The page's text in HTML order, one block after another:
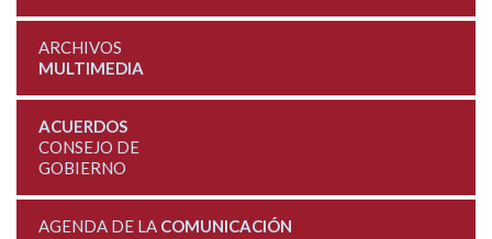
ARCHIVOS
MULTIMEDIA
ACUERDOS
CONSEJO DE
GOBIERNO
AGENDA DE LA COMUNICACIÓN